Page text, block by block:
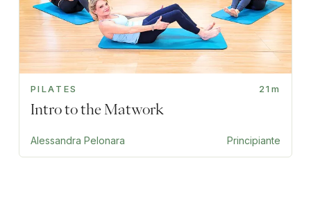
PILATES 21m
Intro to the Matwork
Alessandra Pelonara Principiante